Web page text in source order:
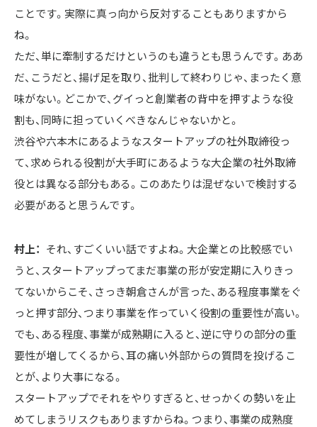
ことです。実際に真っ向から反対することもありますから
ね。
ただ、単に牽制するだけというのも違うとも思うんです。ああ
だ、こうだと、揚げ足を取り、批判して終わりじゃ、まったく意
味がない。どこかで、グイっと創業者の背中を押すような役
割も、同時に担っていくべきなんじゃないかと。
渋谷や六本木にあるようなスタートアップの社外取締役っ
て、求められる役割が大手町にあるような大企業の社外取締
役とは異なる部分もある。このあたりは混ぜないで検討する
必要があると思うんです。
村上：
それ、すごくいい話ですよね。大企業との比較感でい
うと、スタートアップってまだ事業の形が安定期に入りきっ
てないからこそ、さっき朝倉さんが言った、ある程度事業をぐ
っと押す部分、つまり事業を作っていく役割の重要性が高い。
でも、ある程度、事業が成熟期に入ると、逆に守りの部分の重
要性が増してくるから、耳の痛い外部からの質問を投げるこ
とが、より大事になる。
スタートアップでそれをやりすぎると、せっかくの勢いを止
めてしまうリスクもありますからね。つまり、事業の成熟度